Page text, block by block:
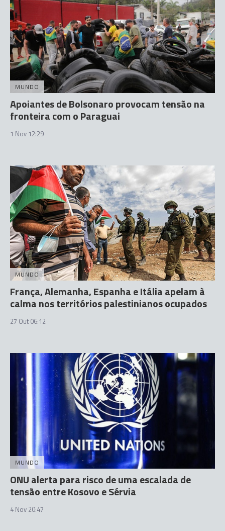
MUNDO
Apoiantes de Bolsonaro provocam tensão na
fronteira com o Paraguai
1 Nov 12:29
MUNDO
França, Alemanha, Espanha e Itália apelam à
calma nos territórios palestinianos ocupados
27 Out 06:12
MUNDO
ONU alerta para risco de uma escalada de
tensão entre Kosovo e Sérvia
4 Nov 20:47